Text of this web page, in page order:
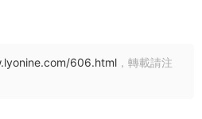
606.html ，轉載請注